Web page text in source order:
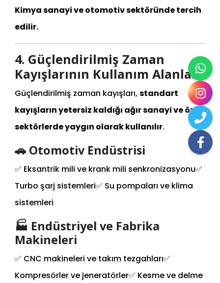
Kimya sanayi ve otomotiv sektöründe tercih
edilir.
4. Güçlendirilmiş Zaman
Kayışlarının Kullanım Alanları
Güçlendirilmiş zaman kayışları, standart
kayışların yetersiz kaldığı ağır sanayi ve özel
sektörlerde yaygın olarak kullanılır.
🚗 Otomotiv Endüstrisi
✅ Eksantrik mili ve krank mili senkronizasyonu✅
Turbo şarj sistemleri✅ Su pompaları ve klima
sistemleri
🏭 Endüstriyel ve Fabrika
Makineleri
✅ CNC makineleri ve takım tezgahları✅
Kompresörler ve jeneratörler✅ Kesme ve delme